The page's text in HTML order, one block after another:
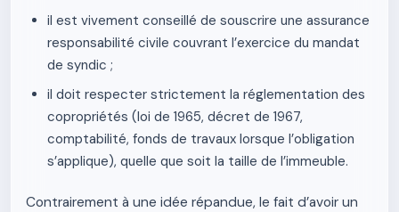
il est vivement conseillé de souscrire une assurance
responsabilité civile couvrant l’exercice du mandat
de syndic ;
il doit respecter strictement la réglementation des
copropriétés (loi de 1965, décret de 1967,
comptabilité, fonds de travaux lorsque l’obligation
s’applique), quelle que soit la taille de l’immeuble.
Contrairement à une idée répandue, le fait d’avoir un